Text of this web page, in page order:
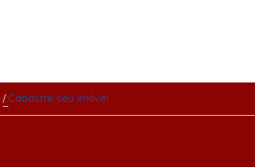
Cadastre seu Imóvel